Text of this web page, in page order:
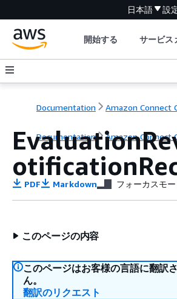
日本語 設
開始する サービス
Documentation Amazon Connect
Documentation Amazon Connect
PDF Markdown フォーカスモー
このページの内容
このページはお客様の言語に翻訳
ん。
翻訳のリクエスト